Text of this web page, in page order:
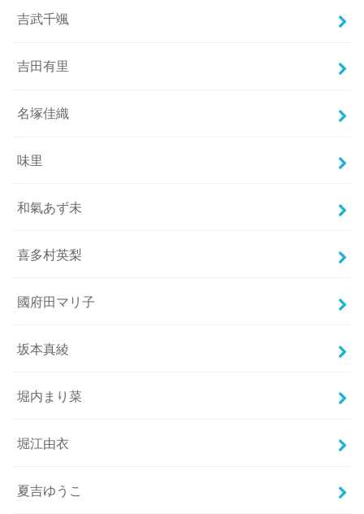
吉武千颯
吉田有里
名塚佳織
味里
和氣あず未
喜多村英梨
國府田マリ子
坂本真綾
堀内まり菜
堀江由衣
夏吉ゆうこ